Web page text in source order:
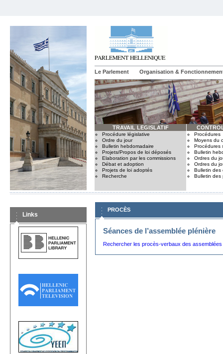
Le Parlement Organisation &
TRAVAIL LEGISLATIF
Procédure législative
Ordre du jour
Bulletin hebdomadaire
Projets/Propos de loi déposés
Elaboration par les commissions
Débat et adoption
Projets de loi adoptés
Recherche
Procédures
Moyens du
Procédures
Bulletin
Ordres du
Ordres du
Bulletin des
Bulletin des
Links
PROCÈS
Séances de l’assemblée plénière
Rechercher les procès-verbaux des